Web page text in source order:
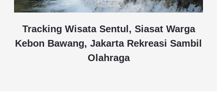
Tracking Wisata Sentul, Siasat Warga
Kebon Bawang, Jakarta Rekreasi Sambil
Olahraga